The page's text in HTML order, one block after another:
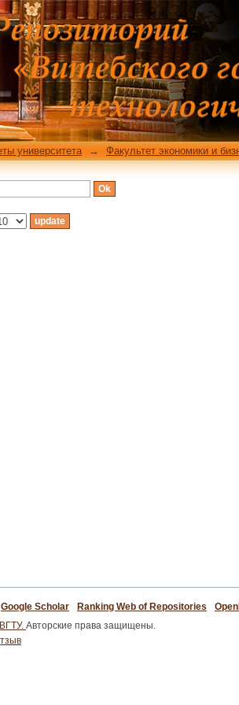
по: Автору
университета → Факультет экономики и
Google Scholar Ranking Web of Repositories
Авторские права защищены.